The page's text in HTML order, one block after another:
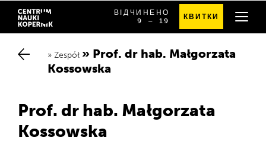
Chwalimy się
Премія «Превороти»
Praca
ВІДЧИНЕНО
OD
GODZINY
19:00
9 ⁠–⁠ 19
SPRAWDŹ
SZCZEGÓŁOWE
КВИТКИ
Zespół
Prof. dr hab. Małgorzata K
ossowska
Prof. dr hab. Małgorzata
Kossowska